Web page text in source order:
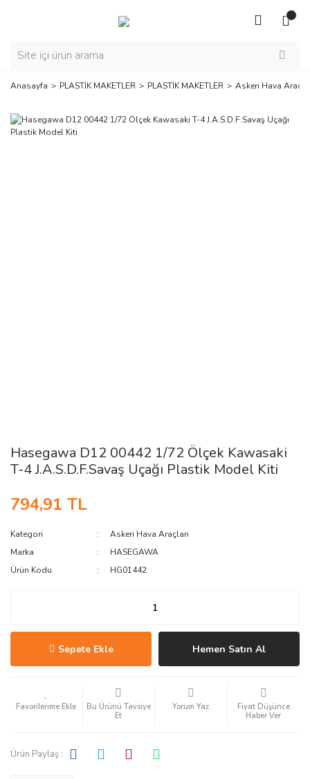
Anasayfa PLASTİK MAKETLER PLASTİK MAKETLER Askeri Hava
Hasegawa D12 00442 1/72 Ölçek Kawasaki
T-4 J.A.S.D.F.Savaş Uçağı Plastik Model Kiti
794,91 TL
Kategori
Askeri Hava Araçları
Marka
HASEGAWA
Ürün Kodu
HG01442
Sepete Ekle Hemen Satın Al
Bu Ürünü Tavsiye
Et
Yorum Yaz
Fiyat Düşünce
Haber Ver
Ürün Paylaş :